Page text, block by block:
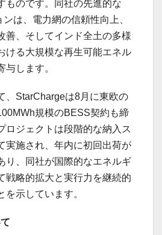
ものです。同社の先進的な
は、電力網の信頼性向上、
善、そしてインド全土の多様
ける大規模な再生可能エネル
与します。
、StarChargeは8月に東欧の
規模のBESS契約も締
ロジェクトは段階的な納入ス
実施され、年内に初回出荷が
り、同社が国際的なエネルギ
戦略的拡大と実行力を継続的
を示しています。